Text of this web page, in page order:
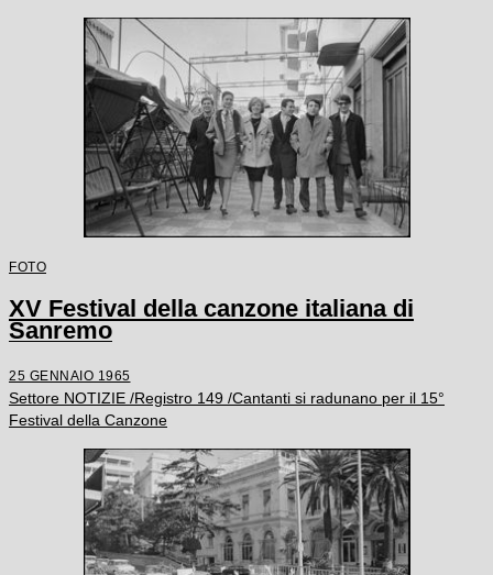
FOTO
XV Festival della canzone italiana di
Sanremo
25 GENNAIO 1965
Settore NOTIZIE /Registro 149 /Cantanti si radunano per il 15°
Festival della Canzone